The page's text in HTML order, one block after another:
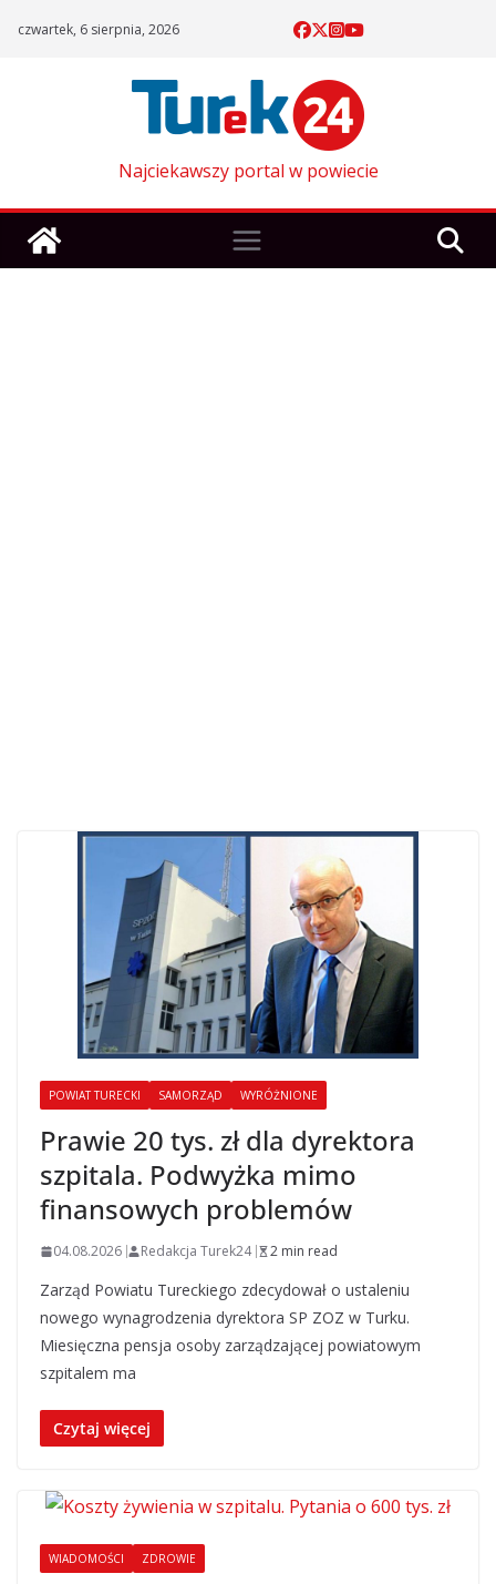
czwartek, 6 sierpnia, 2026
Najciekawszy portal w powiecie
POWIAT TURECKI SAMORZĄD WYRÓŻNIONE
Prawie 20 tys. zł dla dyrektora
szpitala. Podwyżka mimo
finansowych problemów
04.08.2026 Redakcja Turek24 2 min read
Zarząd Powiatu Tureckiego zdecydował o ustaleniu
nowego wynagrodzenia dyrektora SP ZOZ w Turku.
Miesięczna pensja osoby zarządzającej powiatowym
szpitalem ma
Czytaj więcej
WIADOMOŚCI ZDROWIE